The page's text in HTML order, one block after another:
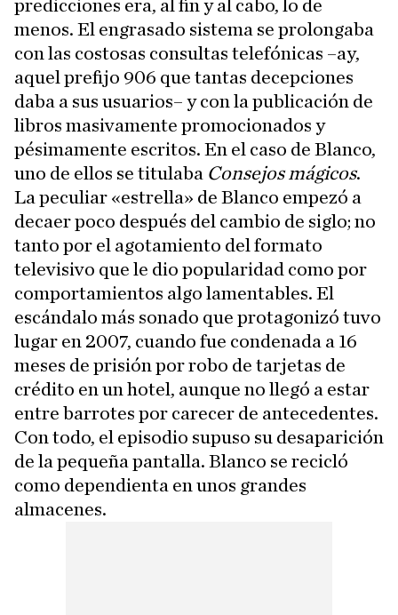
predicciones era, al fin y al cabo, lo de
menos. El engrasado sistema se prolongaba
con las costosas consultas telefónicas –ay,
aquel prefijo 906 que tantas decepciones
daba a sus usuarios– y con la publicación de
libros masivamente promocionados y
pésimamente escritos. En el caso de Blanco,
uno de ellos se titulaba Consejos mágicos.
La peculiar «estrella» de Blanco empezó a
decaer poco después del cambio de siglo; no
tanto por el agotamiento del formato
televisivo que le dio popularidad como por
comportamientos algo lamentables. El
escándalo más sonado que protagonizó tuvo
lugar en 2007, cuando fue condenada a 16
meses de prisión por robo de tarjetas de
crédito en un hotel, aunque no llegó a estar
entre barrotes por carecer de antecedentes.
Con todo, el episodio supuso su desaparición
de la pequeña pantalla. Blanco se recicló
como dependienta en unos grandes
almacenes.